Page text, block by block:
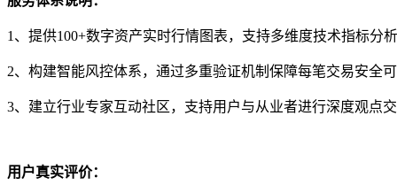
1、提供100+数字资产实时行情图表，支持多维度技术指标分
2、构建智能风控体系，通过多重验证机制保障每笔交易安全
3、建立行业专家互动社区，支持用户与从业者进行深度观点
用户真实评价：